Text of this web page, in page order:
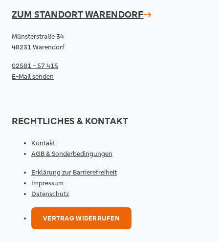
ZUM STANDORTWARENDORF
Münsterstraße 34
48231 Warendorf
02581 - 57 415
E-Mail senden
RECHTLICHES & KONTAKT
Kontakt
AGB & Sonderbedingungen
Erklärung zur Barrierefreiheit
Impressum
Datenschutz
VERTRAG WIDERRUFEN